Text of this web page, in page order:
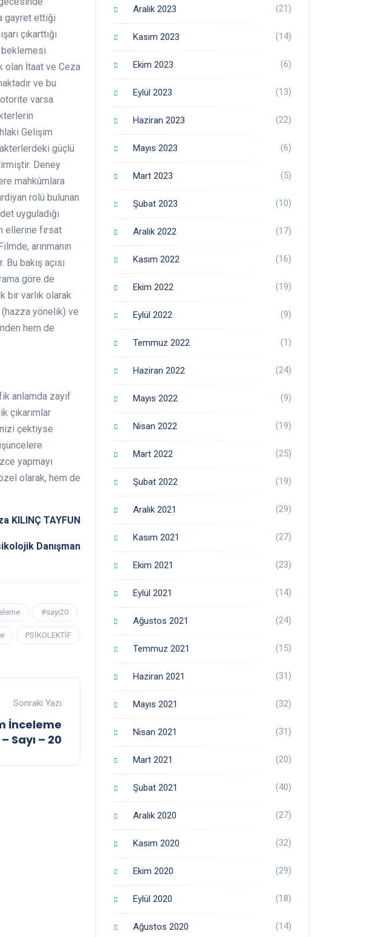
gayret ettiği
çıkarttığı
beklemesi
olan İtaat ve Ceza
ve bu
varsa
Gelişim
güçlü
Deney
mahkûmlara
rolü bulunan
uyguladığı
ellerine fırsat
arınmanın
bakış açısı
göre de
bir varlık olarak
(hazza yönelik) ve
hem de
anlamda zayıf
çıkarımlar
çektiyse
yapmayı
olarak, hem de
KILINÇ TAYFUN
Danışman
#sayı20
PSİKOLEKTİF
Sonraki Yazı
İnceleme
Sayı – 20
Aralık 2023 (21)
Kasım 2023 (14)
Ekim 2023 (6)
Eylül 2023 (13)
Haziran 2023 (22)
Mayıs 2023 (6)
Mart 2023 (5)
Şubat 2023 (10)
Aralık 2022 (17)
Kasım 2022 (16)
Ekim 2022 (19)
Eylül 2022 (9)
Temmuz 2022 (1)
Haziran 2022 (24)
Mayıs 2022 (9)
Nisan 2022 (19)
Mart 2022 (25)
Şubat 2022 (19)
Aralık 2021 (29)
Kasım 2021 (27)
Ekim 2021 (23)
Eylül 2021 (14)
Ağustos 2021 (24)
Temmuz 2021 (15)
Haziran 2021 (31)
Mayıs 2021 (32)
Nisan 2021 (31)
Mart 2021 (20)
Şubat 2021 (40)
Aralık 2020 (27)
Kasım 2020 (32)
Ekim 2020 (29)
Eylül 2020 (18)
Ağustos 2020 (14)